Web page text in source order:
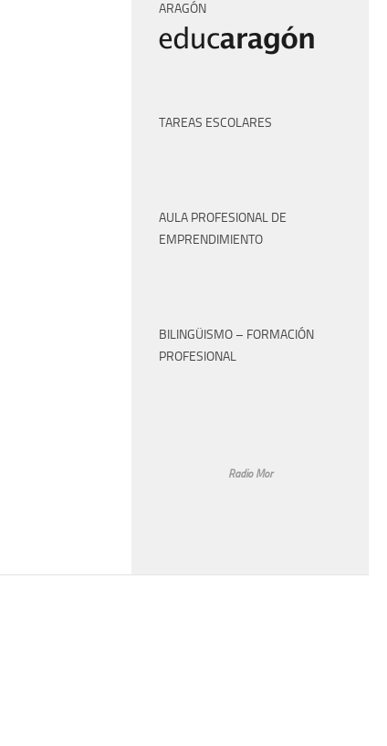
ARAGÓN
TAREAS ESCOLARES
AULA PROFESIONAL DE
EMPRENDIMIENTO
BILINGÜISMO – FORMACIÓN
PROFESIONAL
Radio Mor